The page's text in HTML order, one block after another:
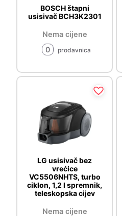
BOSCH štapni
usisivač BCH3K2301
Nema cijene
0
prodavnica
LG usisivač bez
vrećice
VC5506NHTS, turbo
ciklon, 1,2 l spremnik,
teleskopska cijev
Nema cijene